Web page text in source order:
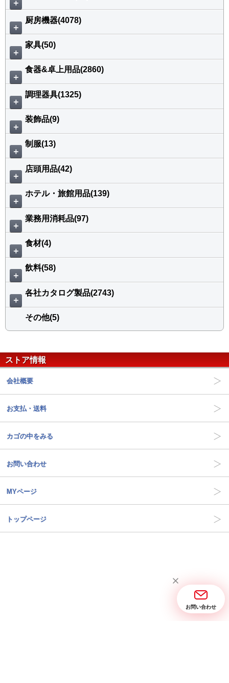
＋
＋
厨房機器(4078)
＋
家具(50)
＋
食器&卓上用品(2860)
＋
調理器具(1325)
＋
装飾品(9)
＋
制服(13)
＋
店頭用品(42)
＋
ホテル・旅館用品(139)
＋
業務用消耗品(97)
＋
食材(4)
＋
飲料(58)
＋
各社カタログ製品(2743)
その他(5)
ストア情報
会社概要
お支払・送料
カゴの中をみる
お問い合わせ
MYページ
トップページ
お問い合わせ